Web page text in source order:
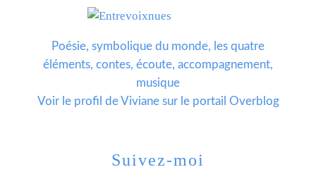
Poésie, symbolique du monde, les quatre
éléments, contes, écoute, accompagnement,
musique
Voir le profil deVivianesur le portail Overblog
Suivez-moi